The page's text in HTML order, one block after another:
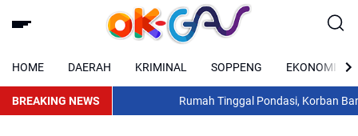
HOME DAERAH KRIMINAL SOPPENG EKONOMI
BREAKING NEWS Rumah Tinggal Pondasi, Korban Banjir